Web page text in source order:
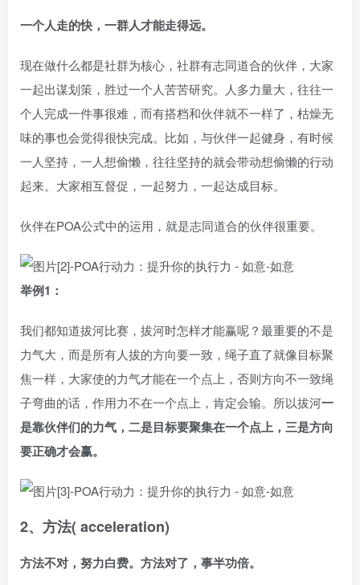
一个人走的快，一群人才能走得远。
现在做什么都是社群为核心，社群有志同道合的伙伴，大家
一起出谋划策，胜过一个人苦苦研究。人多力量大，往往一
个人完成一件事很难，而有搭档和伙伴就不一样了，枯燥无
味的事也会觉得很快完成。比如，与伙伴一起健身，有时候
一人坚持，一人想偷懒，往往坚持的就会带动想偷懒的行动
起来。大家相互督促，一起努力，一起达成目标。
伙伴在POA公式中的运用，就是志同道合的伙伴很重要。
举例1：
我们都知道拔河比赛，拔河时怎样才能赢呢？最重要的不是
力气大，而是所有人拔的方向要一致，绳子直了就像目标聚
焦一样，大家使的力气才能在一个点上，否则方向不一致绳
子弯曲的话，作用力不在一个点上，肯定会输。所以拔河一
是靠伙伴们的力气，二是目标要聚集在一个点上，三是方向
要正确才会赢。
2、方法( acceleration)
方法不对，努力白费。方法对了，事半功倍。